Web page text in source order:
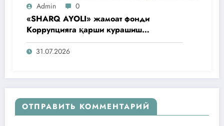
Admin 0
«SHARQ AYOLI» жамоат фонди
Коррупцияга қарши курашиш
агентлигидаги жамоат эшитувида
ташаббусларини тақдим этди
31.07.2026
ОТПРАВИТЬ КОММЕНТАРИЙ